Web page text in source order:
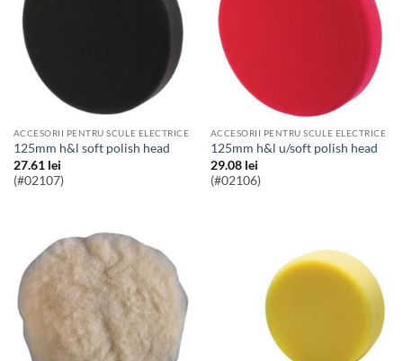
ACCESORII PENTRU SCULE ELECTRICE
125mm h&l soft polish head
27.61 lei
(#02107)
ACCESORII PENTRU SCULE ELECTRICE
125mm h&l u/soft polish head
29.08 lei
(#02106)